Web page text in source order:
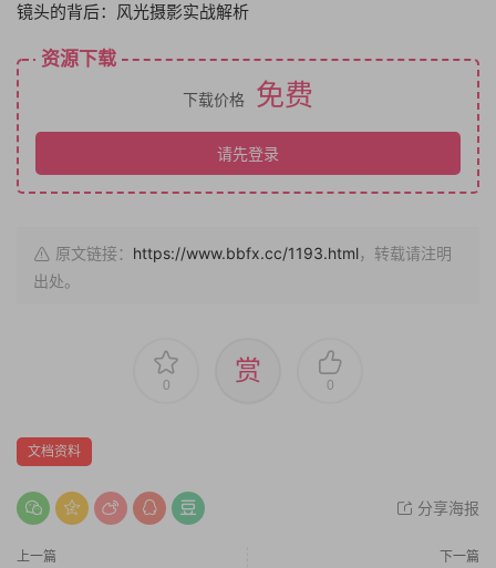
镜头的背后：风光摄影实战解析
资源下载
下载价格 免费
请先登录
原文链接： https://www.bbfx.cc/1193.html，转载请注明
出处。
0 赏 0
文档资料
分享海报
上一篇 下一篇